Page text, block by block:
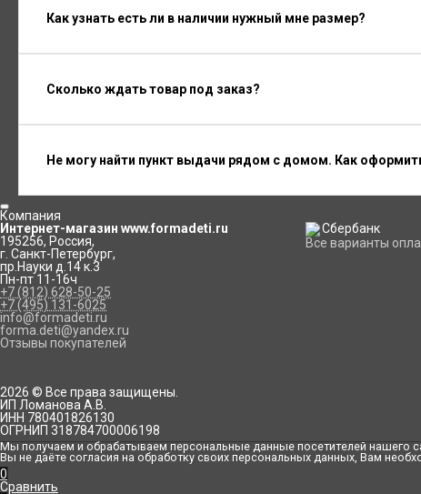
Как узнать есть ли в наличии нужный мне размер?
Сколько ждать товар под заказ?
Не могу найти пункт выдачи рядом с домом. Как
Компания
Интернет-магазин www.formadeti.ru
195256, Россия,
г. Санкт-Петербург,
пр.Науки д.14 к.3
Пн-пт 11-16ч
+7 (812) 628-50-25
+7 (495) 131-6025
info@formadeti.ru
forma.deti@yandex.ru
Отзывы покупателей
Все варианты
2026 © Все права защищены.
ИП Ломанова А.В.
ИНН 780401826130
ОГРНИП 318784700006198
Мы получаем и обрабатываем персональные данные посетителей нашего
Вы не даёте согласия на обработку своих персональных данных, Вам
0
Сравнить